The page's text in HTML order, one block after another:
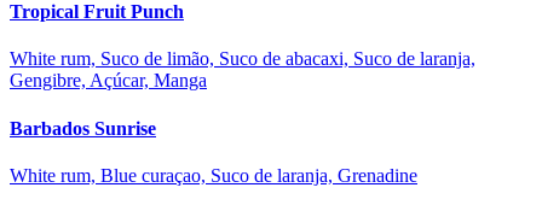
Tropical Fruit Punch
White rum, Suco de limão, Suco de abacaxi, Suco de laranja,
Gengibre, Açúcar, Manga
Barbados Sunrise
White rum, Blue curaçao, Suco de laranja, Grenadine